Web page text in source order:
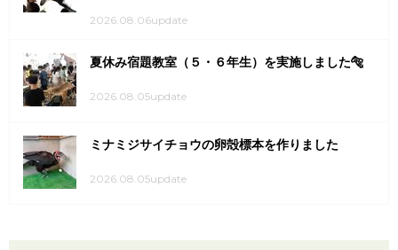
2026.08.06update
夏休み宿題教室（５・６年生）を実施しました🐅
2026.08.05update
ミナミジサイチョウの卵殻標本を作りました
2026.08.05update